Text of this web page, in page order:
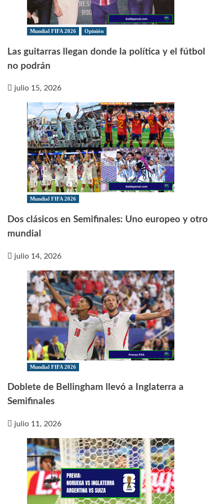
Mundial FIFA 2026 Opinión
Las guitarras llegan donde la política y el fútbol
no podrán
julio 15, 2026
Mundial FIFA 2026
Dos clásicos en Semifinales: Uno europeo y otro
mundial
julio 14, 2026
Mundial FIFA 2026
Doblete de Bellingham llevó a Inglaterra a
Semifinales
julio 11, 2026